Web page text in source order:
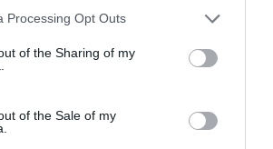
Processing Opt Outs
of the Sharing of my
of the Sale of my
estigui "a la cantonada", però el
es podrà parlar de
sortida de la
una baixada significativa de
evidentment no està molt a